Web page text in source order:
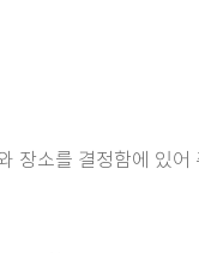
장소를 결정함에 있어